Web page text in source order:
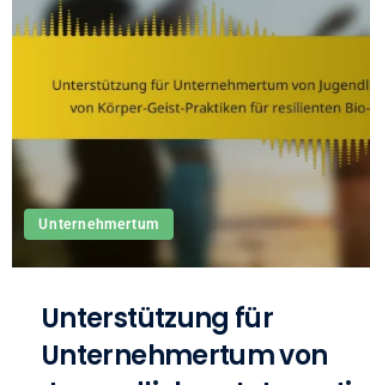
Unternehmertum
Unterstützung für
Unternehmertum von